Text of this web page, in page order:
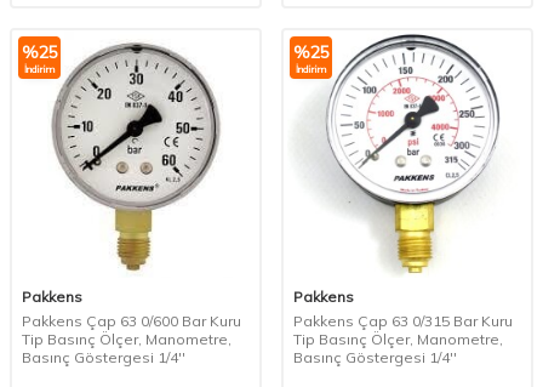
%25
İndirim
Pakkens
Pakkens Çap 63 0/600 Bar Kuru
Tip Basınç Ölçer, Manometre,
Basınç Göstergesi 1/4''
%25
İndirim
Pakkens
Pakkens Çap 63 0/315 Bar Kuru
Tip Basınç Ölçer, Manometre,
Basınç Göstergesi 1/4''